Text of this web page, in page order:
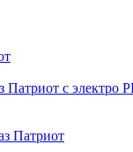
Патриот с электро
Патриот